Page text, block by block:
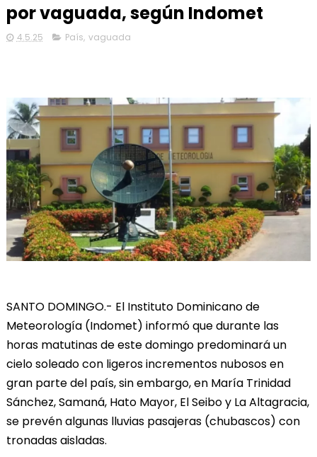
por vaguada, según Indomet
4.5.25 País, vaguada
SANTO DOMINGO.- El Instituto Dominicano de
Meteorología (Indomet) informó que durante las
horas matutinas de este domingo predominará un
cielo soleado con ligeros incrementos nubosos en
gran parte del país, sin embargo, en María Trinidad
Sánchez, Samaná, Hato Mayor, El Seibo y La Altagracia,
se prevén algunas lluvias pasajeras (chubascos) con
tronadas aisladas.